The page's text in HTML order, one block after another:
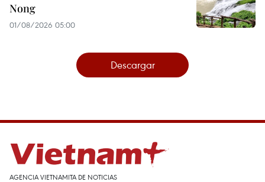
Nong
01/08/2026 05:00
Descargar
AGENCIA VIETNAMITA DE NOTICIAS